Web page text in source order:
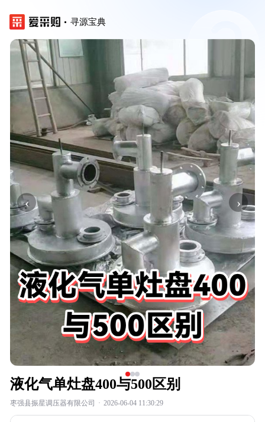
寻源宝典
‹ ›
液化气单灶盘400与500区别
枣强县振星调压器有限公司 · 2026-06-04 11:30:29